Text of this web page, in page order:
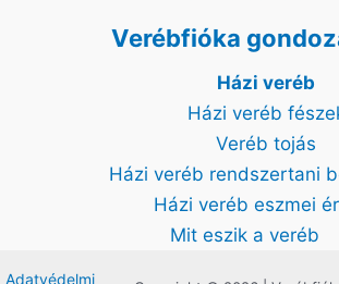
Verébfióka
Házi veréb
Házi veréb
Veréb tojás
Házi veréb rendszertani
Házi veréb eszmei
Mit eszik a veréb
Adatvédelmi